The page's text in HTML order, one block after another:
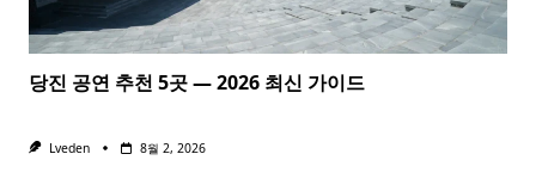
당진 공연 추천 5곳 — 2026 최신 가이드
Lveden 8월 2, 2026